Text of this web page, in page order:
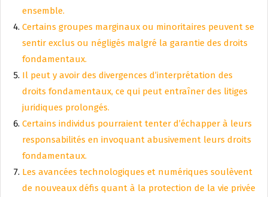
ensemble.
Certains groupes marginaux ou minoritaires peuvent se
sentir exclus ou négligés malgré la garantie des droits
fondamentaux.
Il peut y avoir des divergences d’interprétation des
droits fondamentaux, ce qui peut entraîner des litiges
juridiques prolongés.
Certains individus pourraient tenter d’échapper à leurs
responsabilités en invoquant abusivement leurs droits
fondamentaux.
Les avancées technologiques et numériques soulèvent
de nouveaux défis quant à la protection de la vie privée